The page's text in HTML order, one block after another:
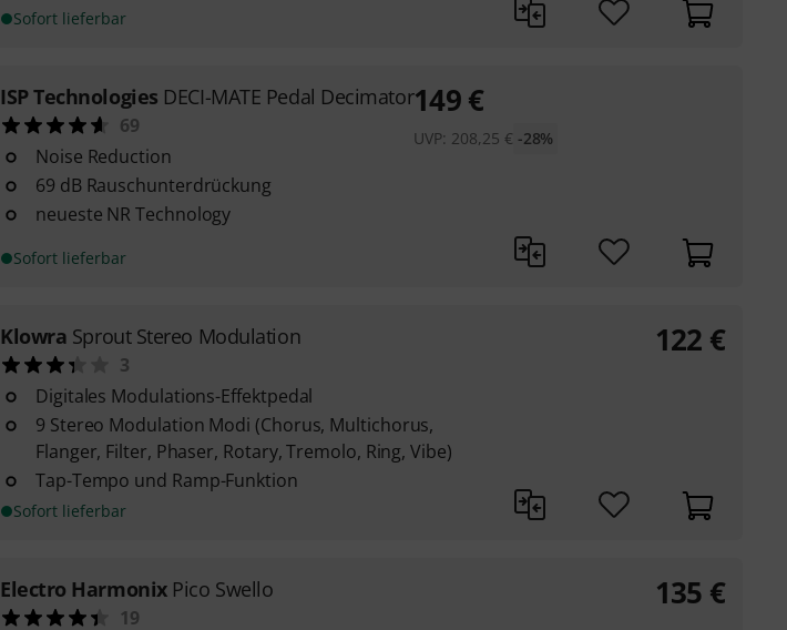
Sofort lieferbar
ISP Technologies DECI-MATE Pedal Decimator
69
Noise Reduction
69 dB Rauschunterdrückung
neueste NR Technology
Sofort lieferbar
149 €
UVP: 208,25 € -28%
Klowra Sprout Stereo Modulation
3
Digitales Modulations-Effektpedal
9 Stereo Modulation Modi (Chorus, Multichorus,
Flanger, Filter, Phaser, Rotary, Tremolo, Ring, Vibe)
Tap-Tempo und Ramp-Funktion
Sofort lieferbar
122 €
Electro Harmonix Pico Swello
19
135 €